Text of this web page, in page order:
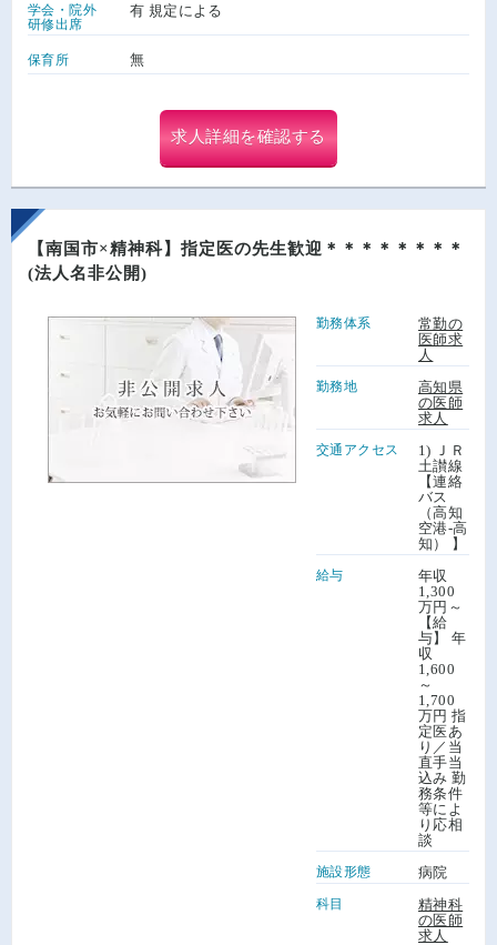
学会・院外
研修出席
有 規定による
保育所 無
求人詳細を確認する
【南国市×精神科】指定医の先生歓迎＊＊＊＊＊＊＊＊
(法人名非公開)
勤務体系
常勤の
医師求
人
勤務地
高知県
の医師
求人
交通アクセス
1) ＪＲ
土讃線
【連絡
バス
（高知
空港-高
知） 】
給与
年収
1,300
万円～
【給
与】 年
収
1,600
～
1,700
万円 指
定医あ
り／当
直手当
込み 勤
務条件
等によ
り応相
談
施設形態 病院
科目
精神科
の医師
求人